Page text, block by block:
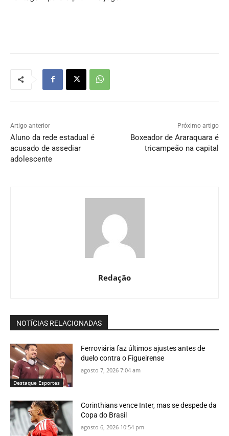
Artigo anterior
Aluno da rede estadual é
acusado de assediar
adolescente
Próximo artigo
Boxeador de Araraquara é
tricampeão na capital
Redação
NOTÍCIAS RELACIONADAS
Destaque Esportes
Ferroviária faz últimos ajustes antes de
duelo contra o Figueirense
agosto 7, 2026 7:04 am
Corinthians vence Inter, mas se despede da
Copa do Brasil
agosto 6, 2026 10:54 pm